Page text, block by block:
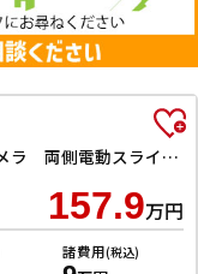
GメイクアップVS SAIII 4WD 全周囲カメラ 両側電動スライドドア ナビ TV クリアランスソナー 衝突被害軽減システム オートマチックハイビーム オートライト LEDヘッドランプ スマートキー アイドリングストップ
157.9万円
諸費用(税込)